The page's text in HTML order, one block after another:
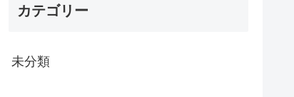
カテゴリー
未分類